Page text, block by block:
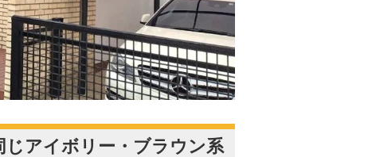
アイボリー・ブラウン系